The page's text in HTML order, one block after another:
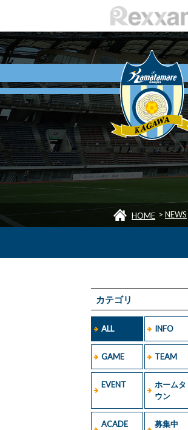
HOME > NEWS
カテゴリ
ALL INFO
GAME TEAM
EVENT
ホームタ
ウン
ACADE
募集中